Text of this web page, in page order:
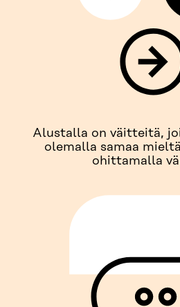
Alustalla on väitteitä,
olemalla samaa
ohittamalla